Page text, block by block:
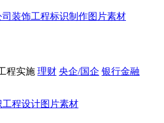
程实施 理财 央企/国企 银行金融